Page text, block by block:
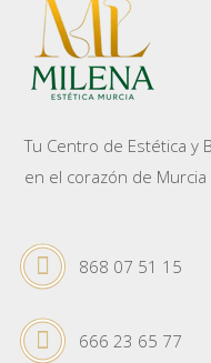
Tu Centro de Estética y
en el corazón de Murcia
868 07 51 15
666 23 65 77